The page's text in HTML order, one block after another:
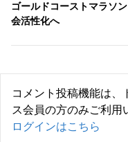
ゴールドコーストマラソ
会活性化へ
コメント投稿機能は、
ス会員の方のみご利用
ログインはこちら